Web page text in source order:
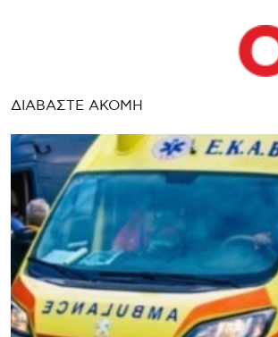
ΔΙΑΒΑΣΤΕ ΑΚΟΜΗ